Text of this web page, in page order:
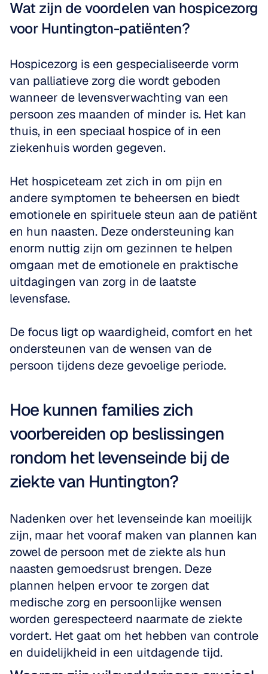
Wat zijn de voordelen van hospicezorg
voor Huntington-patiënten?
Hospicezorg is een gespecialiseerde vorm
van palliatieve zorg die wordt geboden
wanneer de levensverwachting van een
persoon zes maanden of minder is. Het kan
thuis, in een speciaal hospice of in een
ziekenhuis worden gegeven.
Het hospiceteam zet zich in om pijn en
andere symptomen te beheersen en biedt
emotionele en spirituele steun aan de patiënt
en hun naasten. Deze ondersteuning kan
enorm nuttig zijn om gezinnen te helpen
omgaan met de emotionele en praktische
uitdagingen van zorg in de laatste
levensfase.
De focus ligt op waardigheid, comfort en het
ondersteunen van de wensen van de
persoon tijdens deze gevoelige periode.
Hoe kunnen families zich
voorbereiden op beslissingen
rondom het levenseinde bij de
ziekte van Huntington?
Nadenken over het levenseinde kan moeilijk
zijn, maar het vooraf maken van plannen kan
zowel de persoon met de ziekte als hun
naasten gemoedsrust brengen. Deze
plannen helpen ervoor te zorgen dat
medische zorg en persoonlijke wensen
worden gerespecteerd naarmate de ziekte
vordert. Het gaat om het hebben van controle
en duidelijkheid in een uitdagende tijd.